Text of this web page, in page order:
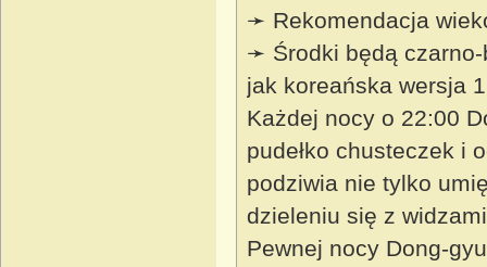
➛ Rekomendacja
➛ Środki będą czarno-
jak koreańska wersja
Każdej nocy o 22:00
pudełko chusteczek i
podziwia nie tylko
dzieleniu się z
Pewnej nocy Dong-